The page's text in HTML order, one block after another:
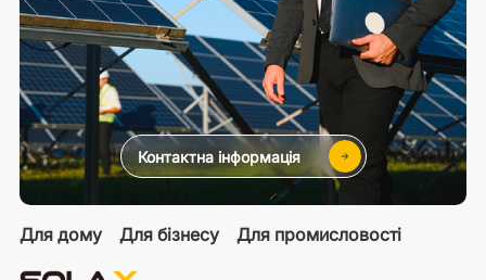
Для дому Для бізнесу Для промисловості
Контактна інформація